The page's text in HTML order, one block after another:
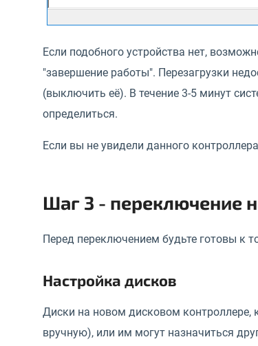
Если подобного устройства нет,
"завершение работы". Перезагрузки
(выключить её). В течение 3-5 минут
определиться.
Если вы не увидели данного
Шаг 3 - переключение
Перед переключением будьте готовы к
Настройка дисков
Диски на новом дисковом контроллере,
вручную), или им могут назначиться